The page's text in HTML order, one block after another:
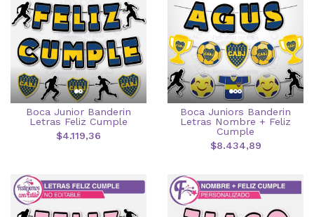
Boca Junior Banderin
Letras Feliz Cumple
$4.119,36
Boca Juniors Banderin
Letras Nombre + Feliz
Cumple
$8.434,89